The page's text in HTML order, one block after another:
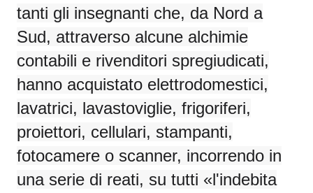
tanti gli insegnanti che, da Nord a
Sud, attraverso alcune alchimie
contabili e rivenditori spregiudicati,
hanno acquistato elettrodomestici,
lavatrici, lavastoviglie, frigoriferi,
proiettori, cellulari, stampanti,
fotocamere o scanner, incorrendo in
una serie di reati, su tutti «l'indebita